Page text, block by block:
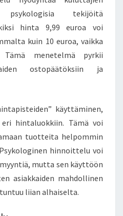
tekijöitä
hinta 9,99 euroa voi
kuin 10 euroa, vaikka
menetelmä pyrkii
ostopäätöksiin ja
käyttäminen,
hintaluokkiin. Tämä voi
tuotteita helpommin
hinnoittelu voi
mutta sen käyttöön
asiakkaiden mahdollinen
liian alhaiselta.